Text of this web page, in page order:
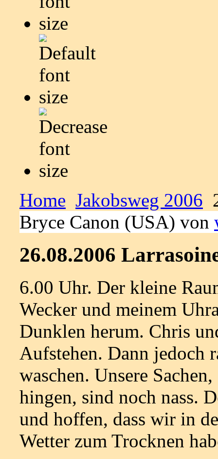
Home Jakobsweg 2006
Bryce Canon (USA) von
26.08.2006
6.00 Uhr. Der kleine
Wecker und meinem
Dunklen herum. Chris
Aufstehen. Dann jedoch
waschen. Unsere
hingen, sind noch nass.
und hoffen, dass wir in
Wetter zum Trocknen